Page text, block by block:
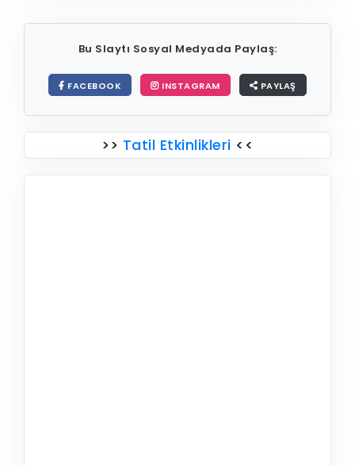
Bu Slaytı Sosyal Medyada Paylaş:
FACEBOOK INSTAGRAM PAYLAŞ
>> Tatil Etkinlikleri <<